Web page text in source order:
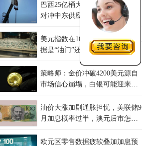
巴西25亿桶大油田开发，可部分
对冲中东供应冲击缓解油价上行
美元指数在100关口徘徊，非农数
据是“油门”还是“刹车”？
策略师：金价冲破4200美元源自
市场信心崩塌，白银可能迎来更
油价大涨加剧通胀担忧，美联储9
月加息概率过半，澳元后市怎么
欧元区零售数据疲软叠加加息预